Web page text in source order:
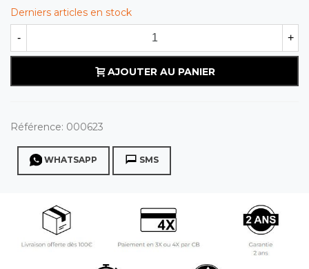
Derniers articles en stock
- +
AJOUTER AU PANIER
Référence: 000623
WHATSAPP SMS